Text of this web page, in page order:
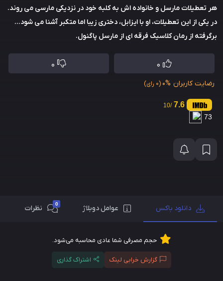
هر تعطیلات مارسل و خانواده اش به کلبه خود در نزدیکی مارسی می روند.
در یکی از این تعطیلات، او با ایزابل، دختری زیبا اما متکبر آشنا می شود...
برگرفته از رمان کلاسیک فرقه ای از مارسل پاگنول.
0
0
رضایت کاربران 0% (0 رای)
7.6
/10
73
دانلود باکس عوامل دوبلاژ 0 نظرات
حجم مصرفی شما عادی محاسبه می‌شود.
گزارش خرابی لینک اشتراک گذاری